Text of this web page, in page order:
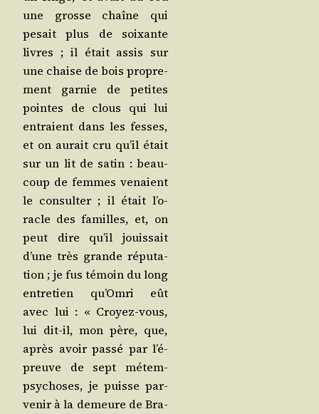
une grosse chaîne qui
pesait plus de soixante
livres ; il était assis sur
une chaise de bois pro­pre­
ment gar­nie de petites
pointes de clous qui lui
entraient dans les fesses,
et on aurait cru qu’il était
sur un lit de satin : beau­
coup de femmes venaient
le consul­ter ; il était l’o­
racle des familles, et, on
peut dire qu’il jouis­sait
d’une très grande répu­ta­
tion ; je fus témoin du long
entre­tien qu’Om­ri eût
avec lui : « Croyez-vous,
lui dit-il, mon père, que,
après avoir pas­sé par l’é­
preuve de sept métem­
psy­choses, je puisse par­
ve­nir à la demeure de Bra­